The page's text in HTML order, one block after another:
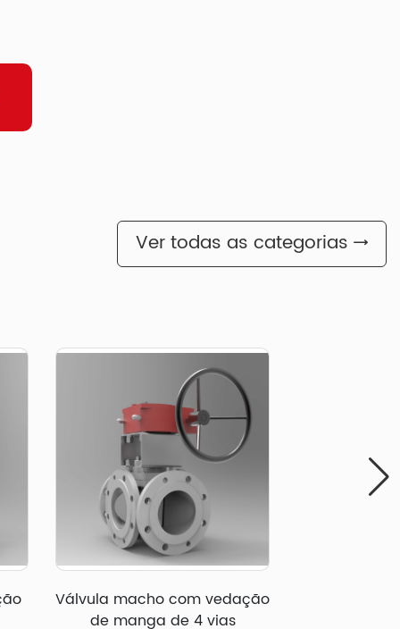
Ver todas as categorias
Válvula macho com vedação
de manga de 4 vias